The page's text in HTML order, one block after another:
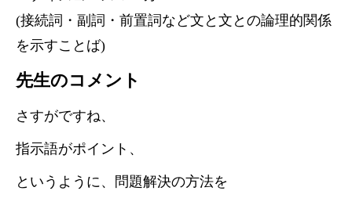
(接続詞・副詞・前置詞など文と文との論理的関係
を示すことば)
先生のコメント
さすがですね、
指示語がポイント、
というように、問題解決の方法を